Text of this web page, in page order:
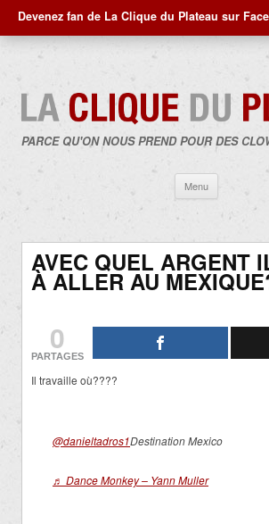
Devenez fan de La Clique du Plateau sur
PARCE QU'ON NOUS PREND POUR DES
Menu
contenu
AVEC QUEL ARGENT
À ALLER AU
0
PARTAGES
Il travaille où????
@danieltadros1Destination Mexico
♬ Dance Monkey – Yann Muller